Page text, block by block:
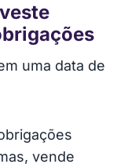
uma data de
vende